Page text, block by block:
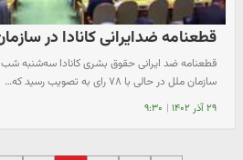
قطعنامه ضدایرانی کانادا در
قطعنامه ضد ایرانی حقوق بشری کانادا سه‌شنبه
سازمان ملل در حالی با ۷۸ رای به تصویب رسید که…
۲۹ آذر ۱۴۰۲ | ۹:۳۰